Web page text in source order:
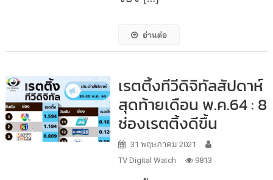
อ่านต่อ
เรตติ้งทีวีดิจิทัลสัปดาห์
สุดท้ายเดือน พ.ค.64 : 8
ช่องเรตติ้งดีขึ้น
31 พฤษภาคม 2021
TV Digital Watch
9813